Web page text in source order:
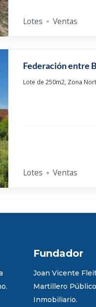
Lotes Ventas
Federación entre
Lote de 250m2, Zona
Lotes Ventas
Fundador
Joan Vicente
Martillero
Inmobiliario.